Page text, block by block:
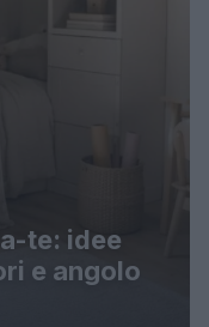
te: idee
e angolo